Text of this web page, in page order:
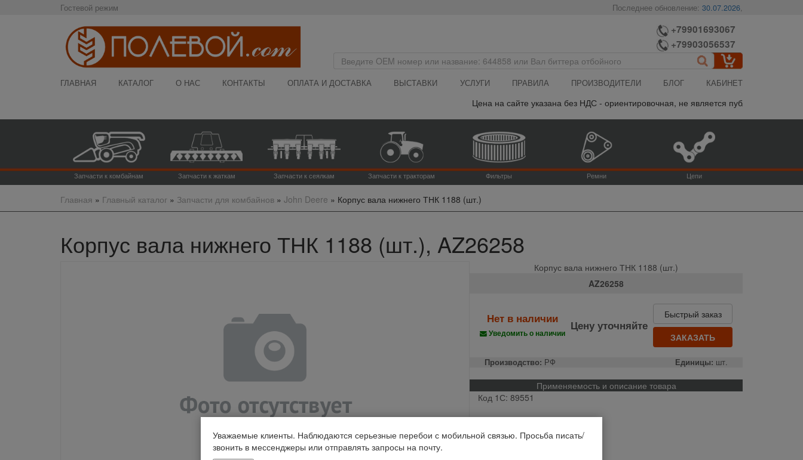
Гостевой режим Последнее обновление:30.07.2026,
+79901693067
+79903056537
ГЛАВНАЯ КАТАЛОГ О НАС КОНТАКТЫ ОПЛАТА И ДОСТАВКА ВЫСТАВКИ УСЛУГИ ПРАВИЛА ПРОИЗВОДИТЕЛИ БЛОГ КАБИНЕТ
Цена на сайте указана без НДС - ориентировочная, не является публичной
Запчасти к комбайнам Запчасти к жаткам Запчасти к сеялкам Запчасти к тракторам Фильтры Ремни Цепи
Главная » Главный каталог» Запчасти для комбайнов» John Deere » Корпус вала нижнего ТНК 1188 (шт.)
Корпус вала нижнего ТНК 1188 (шт.), AZ26258
Корпус вала нижнего ТНК 1188 (шт.)
AZ26258
Нет в наличии
Уведомить о наличии
Цену уточняйте
Быстрый заказ
ЗАКАЗАТЬ
Производство: РФ Единицы: шт.
Применяемость и описание товара
Код 1С: 89551
Уважаемые клиенты. Наблюдаются серьезные перебои с мобильной связью. Просьба писать/
звонить в мессенджеры или отправлять запросы на почту.